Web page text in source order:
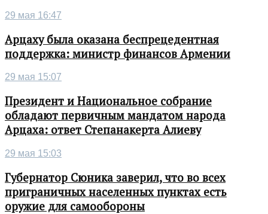
29 мая 16:47
Арцаху была оказана беспрецедентная
поддержка: министр финансов Армении
29 мая 15:07
Президент и Национальное собрание
обладают первичным мандатом народа
Арцаха: ответ Степанакерта Алиеву
29 мая 15:03
Губернатор Сюника заверил, что во всех
приграничных населенных пунктах есть
оружие для самообороны